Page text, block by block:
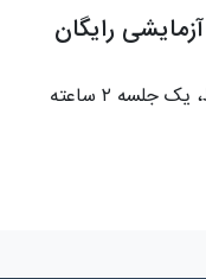
رایگان
بله، برای آشنایی با سبک تدریس و محیط، یک جلسه ۲ ساعته